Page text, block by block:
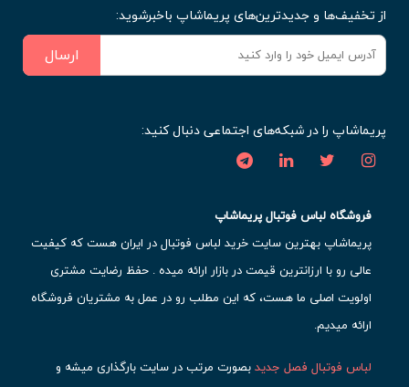
از تخفیف‌ها و جدیدترین‌های پریماشاپ باخبرشوید:
ارسال
پریماشاپ را در شبکه‌های اجتماعی دنبال کنید:
فروشگاه لباس فوتبال پریماشاپ
پریماشاپ بهترین سایت خرید لباس فوتبال در ایران هست که کیفیت
عالی رو با ارزانترین قیمت در بازار ارائه میده . حفظ رضایت مشتری
اولویت اصلی ما هست، که این مطلب رو در عمل به مشتریان فروشگاه
ارائه میدیم.
لباس فوتبال فصل جدیدبصورت مرتب در سایت بارگذاری میشه و